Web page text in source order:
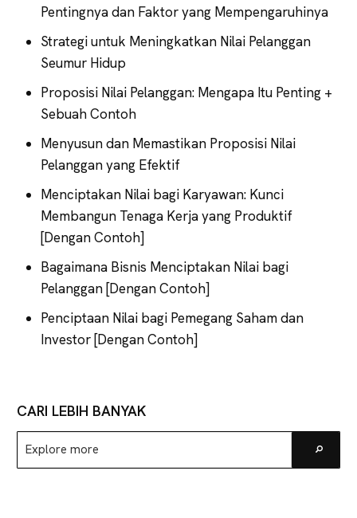
Pentingnya dan Faktor yang Mempengaruhinya
Strategi untuk Meningkatkan Nilai Pelanggan
Seumur Hidup
Proposisi Nilai Pelanggan: Mengapa Itu Penting +
Sebuah Contoh
Menyusun dan Memastikan Proposisi Nilai
Pelanggan yang Efektif
Menciptakan Nilai bagi Karyawan: Kunci
Membangun Tenaga Kerja yang Produktif
[Dengan Contoh]
Bagaimana Bisnis Menciptakan Nilai bagi
Pelanggan [Dengan Contoh]
Penciptaan Nilai bagi Pemegang Saham dan
Investor [Dengan Contoh]
CARI LEBIH BANYAK
Explore
more